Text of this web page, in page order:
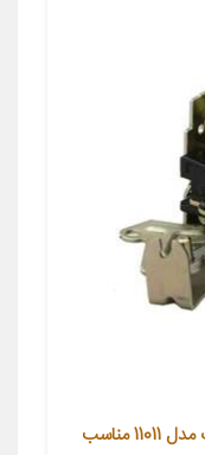
قفل درب جانبی عقب چپ فابریک پارت مدل 11011 مناسب